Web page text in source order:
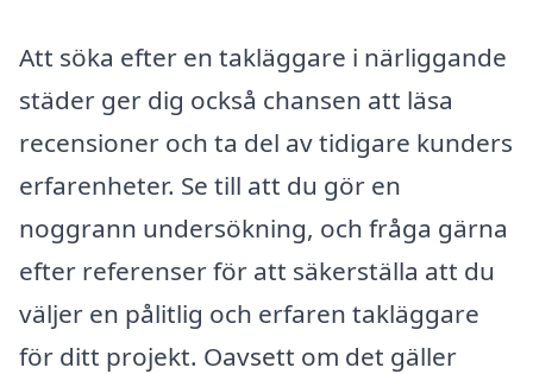
Att söka efter en takläggare i närliggande
städer ger dig också chansen att läsa
recensioner och ta del av tidigare kunders
erfarenheter. Se till att du gör en
noggrann undersökning, och fråga gärna
efter referenser för att säkerställa att du
väljer en pålitlig och erfaren takläggare
för ditt projekt. Oavsett om det gäller